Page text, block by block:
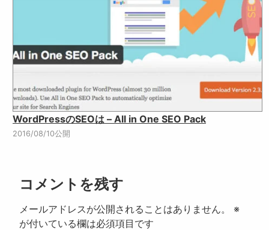
WordPressのSEOは – All in One SEO Pack
2016/08/10公開
コメントを残す
メールアドレスが公開されることはありません。
※
が付いている欄は必須項目です